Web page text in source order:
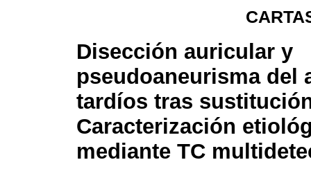
Disección auricular y
pseudoaneurisma del
tardíos tras
Caracterización
mediante TC